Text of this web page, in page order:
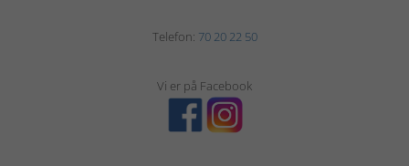
Telefon: 70 20 22 50
Vi er på Facebook